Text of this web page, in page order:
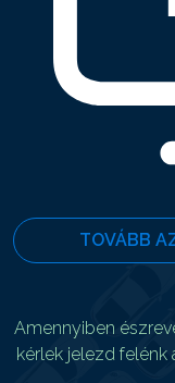
TOVÁBB
Amennyiben
kérlek jelezd